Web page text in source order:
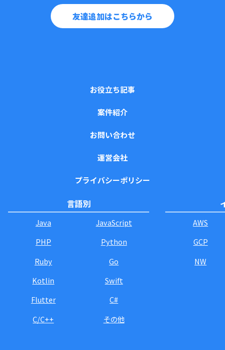
友達追加はこちらから
お役立ち記事
案件紹介
お問い合わせ
運営会社
プライバシーポリシー
言語別
Java
JavaScript
PHP
Python
Ruby
Go
Kotlin
Swift
Flutter
C#
C/C++
その他
AWS
GCP
NW